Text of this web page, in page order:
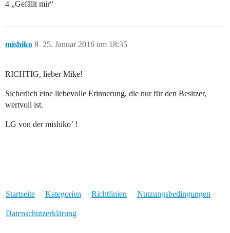
4 „Gefällt mir“
mishiko 25. Januar 2016 um 18:35
8
RICHTIG, lieber Mike!
Sicherlich eine liebevolle Erinnerung, die nur für den Besitzer,
wertvoll ist.
LG von der mishiko’ !
Startseite Kategorien Richtlinien Nutzungsbedingungen
Datenschutzerklärung